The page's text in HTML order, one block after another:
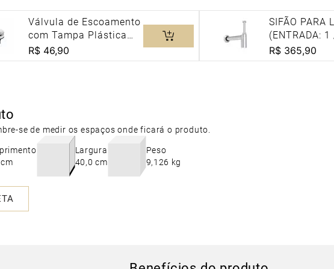
Válvula de Escoamento
com Tampa Plástica
para Lavatório Cuba e
Bidê Deca Cromado
R$ 46,90
SIFÃO PARA
(ENTRADA:
1/2) DECA
R$ 365,90
se de medir os espaços onde ficará o produto.
Largura
40,0 cm
Peso
9,126 kg